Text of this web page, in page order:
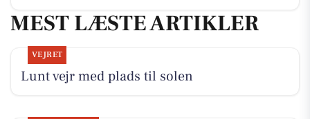
MEST LÆSTE ARTIKLER
VEJRET
Lunt vejr med plads til solen